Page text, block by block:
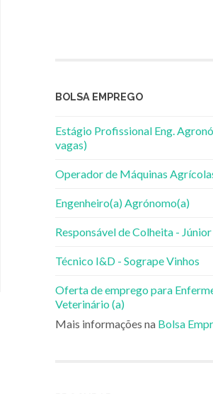
BOLSA EMPREGO
Estágio Profissional Eng.
vagas)
Operador de Máquinas
Engenheiro(a) Agrónomo(a)
Responsável de Colheita - Júnior
Técnico I&D - Sogrape Vinhos
Oferta de emprego para
Veterinário (a)
Mais informações na Bolsa